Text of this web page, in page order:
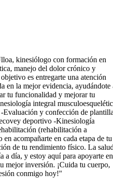
kinesiólogo con formación en
manejo del dolor crónico y
es entregarte una atención
en la mejor evidencia, ayudándote
tu funcionalidad y mejorar tu
integral
Evaluación y confección de
deportivo -Kinesiología
(rehabilitación a
acompañarte en cada etapa de tu
de tu rendimiento físico. La
a día, y estoy aquí para apoyarte en
mejor inversión. ¡Cuida tu cuerpo,
conmigo hoy!"